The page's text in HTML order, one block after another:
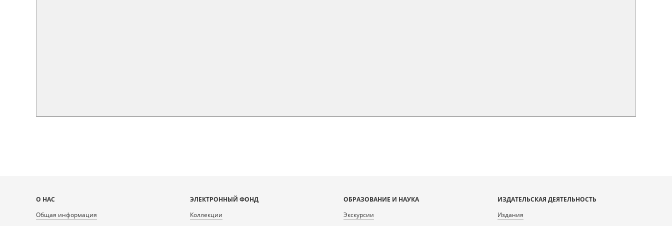
Карта
сайта
О НАС
Общая информация
ЭЛЕКТРОННЫЙ ФОНД
Коллекции
ОБРАЗОВАНИЕ И НАУКА
Экскурсии
ИЗДАТЕЛЬСКАЯ ДЕЯТЕЛЬНОСТЬ
Издания